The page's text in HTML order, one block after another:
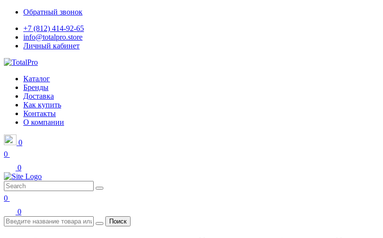
Обратный звонок
+7 (812) 414-92-65
info@totalpro.store
Личный кабинет
Каталог
Бренды
Доставка
Как купить
Контакты
О компании
0
0
0
0
0
Поиск